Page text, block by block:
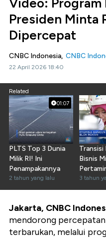
Presiden Minta
Dipercepat
CNBC Indonesia, CNBC
22 April 2026 18:40
Related
01:07
PLTS Top 3 Dunia
Milik RI! Ini
Penampakannya
2 tahun yang lalu
Transisi
Bisnis
3 tahun
Jakarta, CNBC
mendorong
terbarukan, melalui